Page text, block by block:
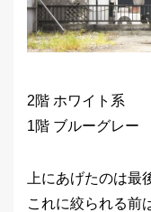
2階 ホワイト系
1階 ブルーグレー
上にあげたのは最
これに絞られる前